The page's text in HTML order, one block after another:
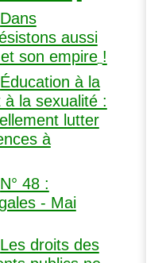
Dans
aussi
son empire !
Éducation à la
la sexualité :
lutter
à
N° 48 :
- Mai
Les droits des